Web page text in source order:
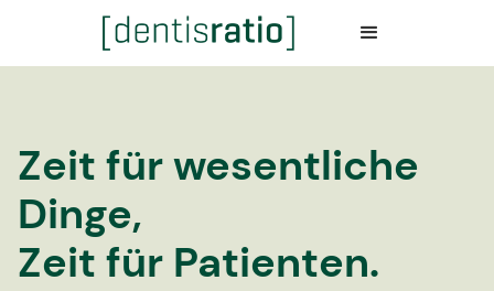
Zeit für wesentliche
Dinge,
Zeit für Patienten.